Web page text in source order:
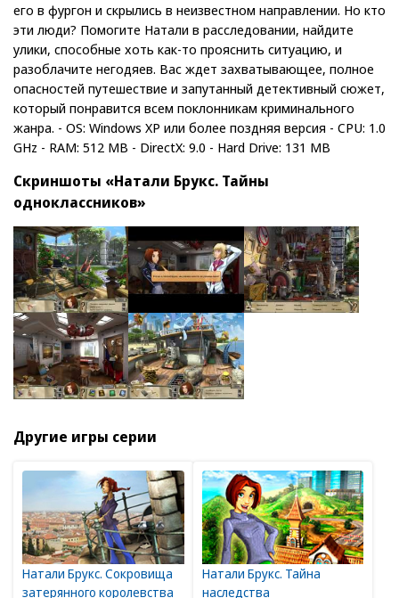
его в фургон и скрылись в неизвестном направлении. Но кто
эти люди? Помогите Натали в расследовании, найдите
улики, способные хоть как-то прояснить ситуацию, и
разоблачите негодяев. Вас ждет захватывающее, полное
опасностей путешествие и запутанный детективный сюжет,
который понравится всем поклонникам криминального
жанра. - OS: Windows XP или более поздняя версия - CPU: 1.0
GHz - RAM: 512 MB - DirectX: 9.0 - Hard Drive: 131 MB
Скриншоты «Натали Брукс. Тайны
одноклассников»
Другие игры серии
Натали Брукс. Сокровища
затерянного королевства
Натали Брукс. Тайна
наследства